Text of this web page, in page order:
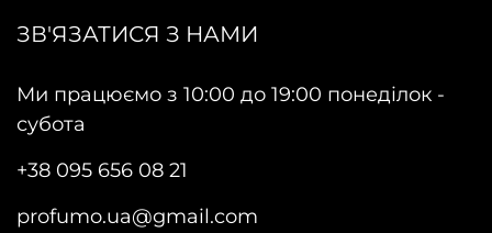
ЗВ'ЯЗАТИСЯ З НАМИ
Ми працюємо з 10:00 до 19:00 понеділок -
субота
+38 095 656 08 21
profumo.ua@gmail.com